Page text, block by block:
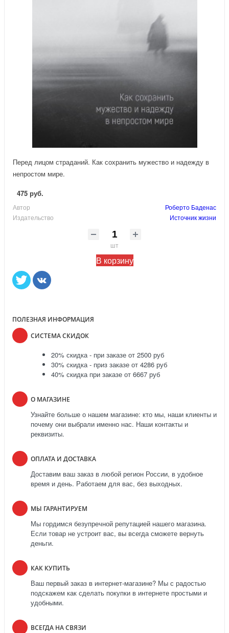
Перед лицом страданий. Как сохранить мужество и надежду в
непростом мире.
475 руб.
Автор
Роберто Баденас
Издательство
Источник жизни
шт
В корзину
ПОЛЕЗНАЯ ИНФОРМАЦИЯ
СИСТЕМА СКИДОК
20% скидка - при заказе от 2500 руб
30% скидка - приз заказе от 4286 руб
40% скидка при заказе от 6667 руб
О МАГАЗИНЕ
Узнайте больше о нашем магазине: кто мы, наши клиенты и
почему они выбрали именно нас. Наши контакты и
реквизиты.
ОПЛАТА И ДОСТАВКА
Доставим ваш заказ в любой регион России, в удобное
время и день. Работаем для вас, без выходных.
МЫ ГАРАНТИРУЕМ
Мы гордимся безупречной репутацией нашего магазина.
Если товар не устроит вас, вы всегда сможете вернуть
деньги.
КАК КУПИТЬ
Ваш первый заказ в интернет-магазине? Мы с радостью
подскажем как сделать покупки в интернете простыми и
удобными.
ВСЕГДА НА СВЯЗИ